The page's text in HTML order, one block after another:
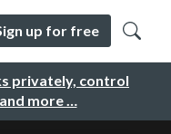
privately, control
more …
up for free